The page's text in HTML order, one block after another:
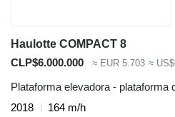
Haulotte COMPACT 8
CLP$6.000.000
≈ EUR 5.703 ≈
Plataforma elevadora - plataforma
2018
164 m/h